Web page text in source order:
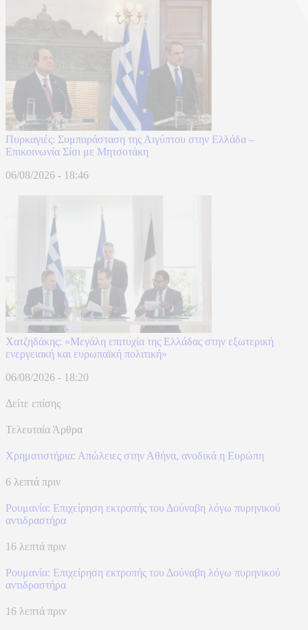
Πυρκαγιές: Συμπαράσταση της Αιγύπτου στην Ελλάδα –
Επικοινωνία Σίσι με Μητσοτάκη
06/08/2026 - 18:46
Χατζηδάκης: «Μεγάλη επιτυχία της Ελλάδας στην εξωτερική
ενεργειακή και ευρωπαϊκή πολιτική»
06/08/2026 - 18:20
Δείτε επίσης
Τελευταία Άρθρα
Χρηματιστήρια: Απώλειες στην Αθήνα, ανοδικά η Ευρώπη
6 λεπτά πριν
Ρουμανία: Επιχείρηση εκτροπής του Δούναβη λόγω πυρηνικού
αντιδραστήρα
16 λεπτά πριν
Ρουμανία: Επιχείρηση εκτροπής του Δούναβη λόγω πυρηνικού
αντιδραστήρα
16 λεπτά πριν